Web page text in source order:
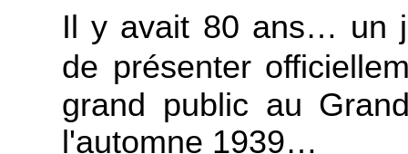
Il y avait 80 ans… un
de présenter
grand public au
l'automne 1939…